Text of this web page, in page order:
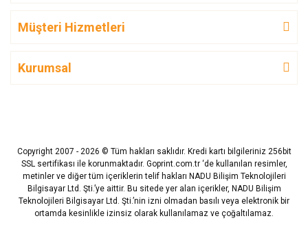
Müşteri Hizmetleri
Kurumsal
Copyright 2007 - 2026 © Tüm hakları saklıdır. Kredi kartı bilgileriniz 256bit
SSL sertifikası ile korunmaktadır. Goprint.com.tr ‘de kullanılan resimler,
metinler ve diğer tüm içeriklerin telif hakları NADU Bilişim Teknolojileri
Bilgisayar Ltd. Şti.’ye aittir. Bu sitede yer alan içerikler, NADU Bilişim
Teknolojileri Bilgisayar Ltd. Şti.’nin izni olmadan basılı veya elektronik bir
ortamda kesinlikle izinsiz olarak kullanılamaz ve çoğaltılamaz.